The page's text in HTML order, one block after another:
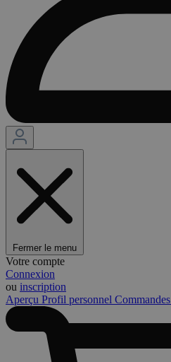
Fermer le menu
Votre compte
Connexion
ou inscription
Aperçu Profil personnel Commandes